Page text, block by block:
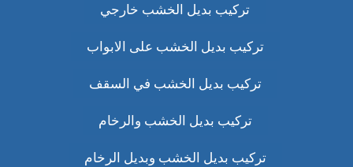
تركيب بديل الخشب خارجي
تركيب بديل الخشب على الابواب
تركيب بديل الخشب في السقف
تركيب بديل الخشب والرخام
تركيب بديل الخشب وبديل الرخام